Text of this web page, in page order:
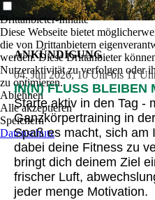
ANKÜNDIGUNG
04. Juli 2026, 10 Uhr bis 11
IN(N) FLUSS BLEIBEN
Starte aktiv in den Tag -
Ganzkörpertraining in
Spaß es macht, sich am
dabei deine Fitness zu
bringt dich deinem Ziel
frischer Luft,
jeder menge Motivation.
Drittanbieter-Inhalte
Diese Webseite bietet
die von Drittanbietern
werden. Diese Drittanbieter
Nutzeraktivität zu verfolgen oder
zu optimieren.
Ablehnen
Alle akzeptieren
Speichern
Datenschutz